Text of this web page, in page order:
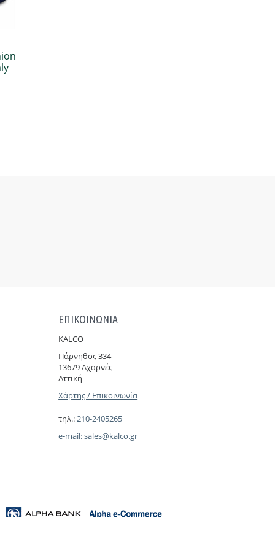
ΕΠΙΚΟΙΝΩΝΙΑ
KALCO
Πάρνηθoς 334
13679 Αχαρνές
Αττική
Χάρτης / Επικοινωνία
τηλ.:210-2405265
e-mail:sales@kalco.gr